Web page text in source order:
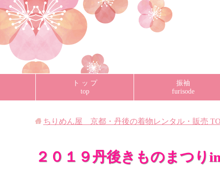
ト ッ プ
top
振袖
furisode
ちりめん屋 京都・丹後の着物レンタル・販売
２０１９丹後きものまつり